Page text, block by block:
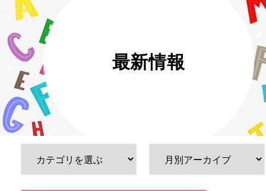
最新情報